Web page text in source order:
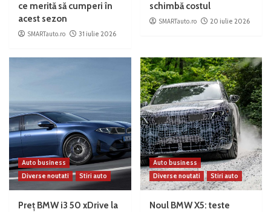
ce merită să cumperi în
acest sezon
SMARTauto.ro 31 iulie 2026
schimbă costul
SMARTauto.ro 20 iulie 2026
Auto business
Diverse noutati
Stiri auto
Preț BMW i3 50 xDrive la
Auto business
Diverse noutati
Stiri auto
Noul BMW X5: teste